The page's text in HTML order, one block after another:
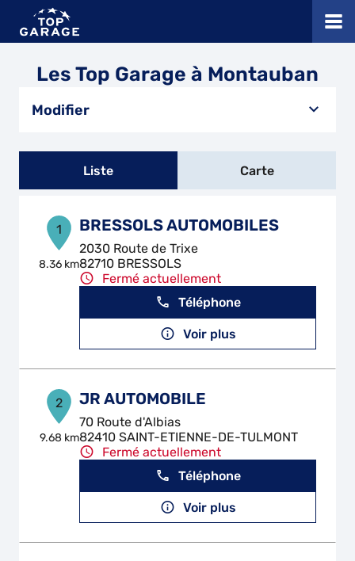
Les Top Garage à Montauban
Modifier
Liste Carte
1
8.36 km
BRESSOLS AUTOMOBILES
2030 Route de Trixe
82710 BRESSOLS
Fermé actuellement
Téléphone
Voir plus
2
9.68 km
JR AUTOMOBILE
70 Route d'Albias
82410 SAINT-ETIENNE-DE-TULMONT
Fermé actuellement
Téléphone
Voir plus